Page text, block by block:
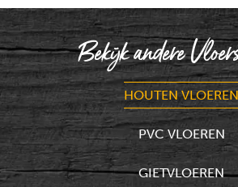
Bekijk andere
HOUTEN VLOEREN
PVC VLOEREN
GIETVLOEREN